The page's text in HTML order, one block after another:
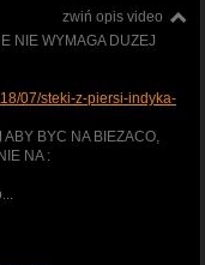
zwiń opis video
NIE WYMAGA DUZEJ
07/steki-z-piersi-indyka-
BYC NA BIEZACO,
NA :